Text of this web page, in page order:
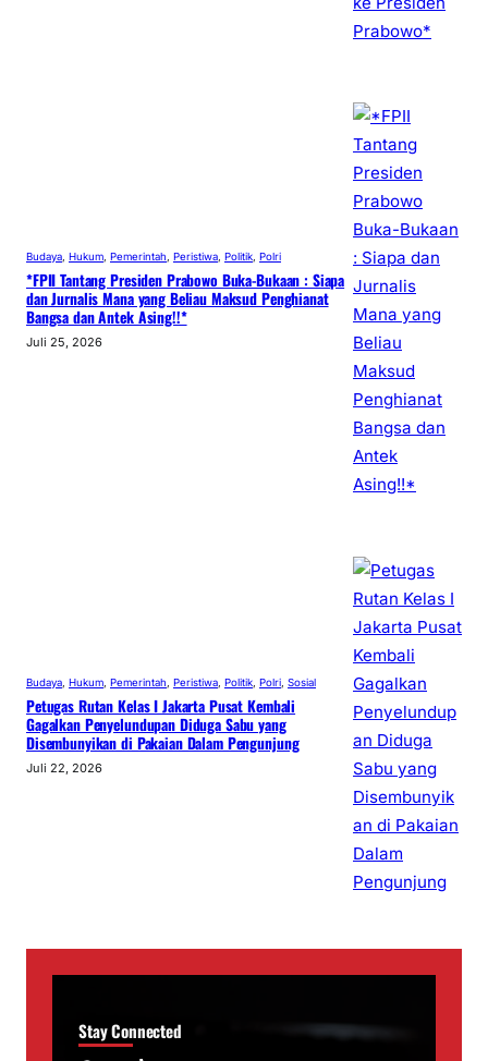
Budaya, Hukum, Pemerintah, Peristiwa, Politik, Polri
*FPII Tantang Presiden Prabowo Buka-Bukaan : Siapa
dan Jurnalis Mana yang Beliau Maksud Penghianat
Bangsa dan Antek Asing!!*
Juli 25, 2026
Budaya, Hukum, Pemerintah, Peristiwa, Politik, Polri, Sosial
Petugas Rutan Kelas I Jakarta Pusat Kembali
Gagalkan Penyelundupan Diduga Sabu yang
Disembunyikan di Pakaian Dalam Pengunjung
Juli 22, 2026
Stay Connected